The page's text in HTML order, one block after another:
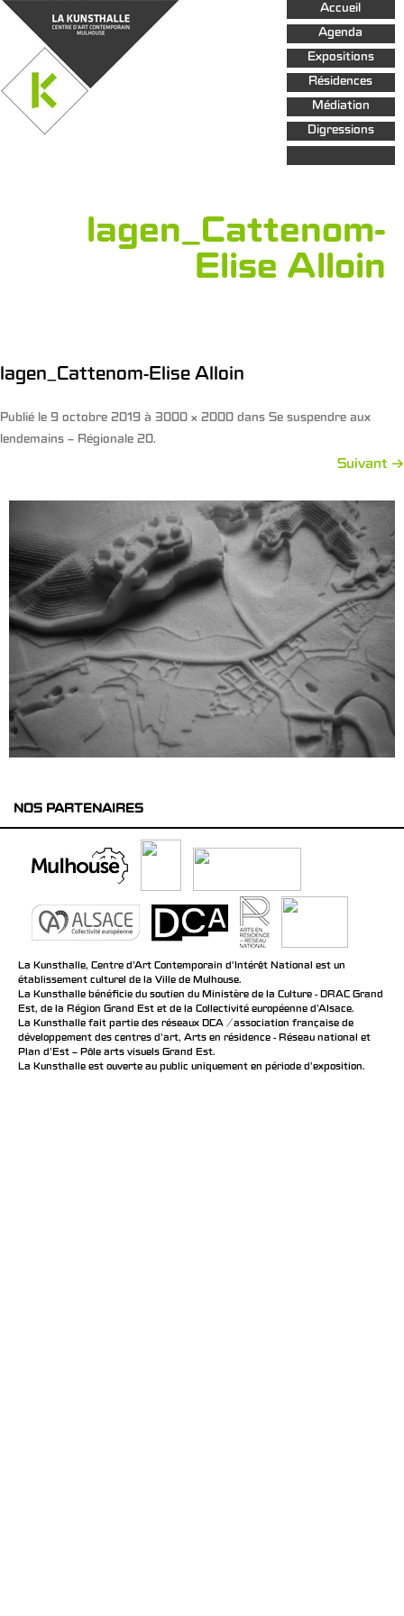
Aller au
contenu
principal
Accueil
Agenda
Expositions
Résidences
Médiation
Digressions
lagen_Cattenom-
Elise Alloin
lagen_Cattenom-Elise Alloin
Publié le 9 octobre 2019 à 3000 × 2000 dans Se suspendre aux
lendemains – Régionale 20.
Suivant →
NOS PARTENAIRES
La Kunsthalle, Centre d’Art Contemporain d’Intérêt National est un
établissement culturel de la Ville de Mulhouse.
La Kunsthalle bénéficie du soutien du Ministère de la Culture - DRAC Grand
Est, de la Région Grand Est et de la Collectivité européenne d’Alsace.
La Kunsthalle fait partie des réseaux DCA / association française de
développement des centres d'art, Arts en résidence - Réseau national et
Plan d’Est – Pôle arts visuels Grand Est.
La Kunsthalle est ouverte au public uniquement en période d'exposition.